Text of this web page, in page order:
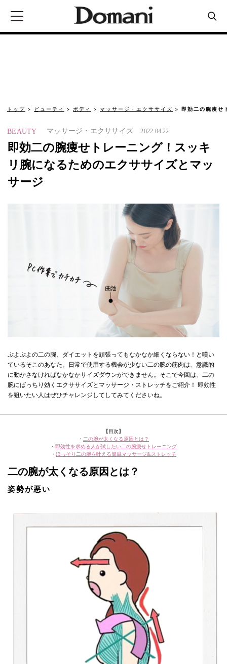
トップ ビューティ ボディ マッサージ・エクササイズ 即効二の腕痩せ
BEAUTY マッサージ・エクササイズ 2022.04.22
即効二の腕痩せトレーニング！スッキ
リ腕になるためのエクササイズとマッ
サージ
ぷよぷよの二の腕、ダイエットを頑張ってもなかなか細くならない！と嘆い
ているそこのあなた。日常で使用する機会が少ない二の腕の筋肉は、意識的
に動かさなければなかなかサイズダウンができません。そこで今回は、二の
腕にばっちり効くエクササイズとマッサージ・ストレッチをご紹介！ 即効性
を狙いたい人はぜひチャレンジしてしてみてくださいね。
【目次】
・ 二の腕が太くなる原因とは？
・ 即効性を求める人が試したい二の腕痩せトレーニング
・ ほっそり二の腕を叶える簡単マッサージ&ストレッチ
二の腕が太くなる原因とは？
姿勢が悪い